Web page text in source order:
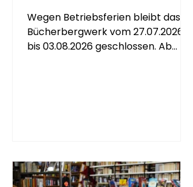
Wegen Betriebsferien bleibt das
Bücherbergwerk vom 27.07.2026
bis 03.08.2026 geschlossen. Ab